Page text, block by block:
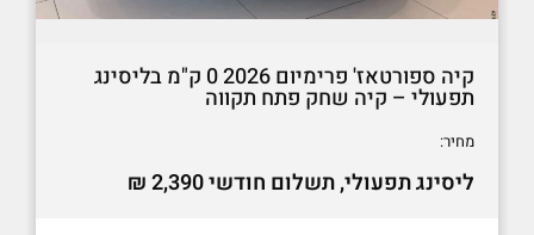
קיה ספורטאז' פרימיום 2026 0 ק"מ בליסינג
תפעולי – קיה שחק פתח תקווה
מחיר:
ליסינג תפעולי, תשלום חודשי 2,390 ₪